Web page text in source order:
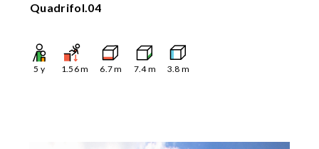
Quadrifol.04
5 y 1.56m 6.7m 7.4m 3.8 m